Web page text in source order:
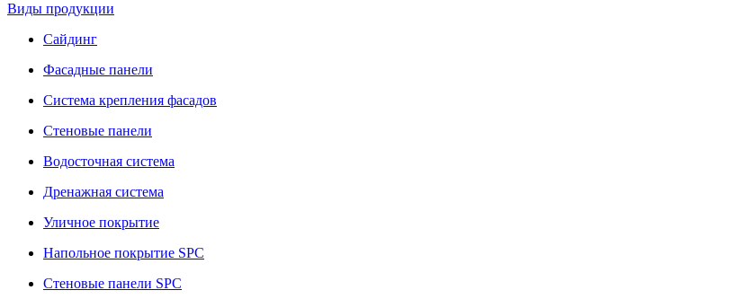
Виды продукции
Сайдинг
Фасадные панели
Система крепления фасадов
Стеновые панели
Водосточная система
Дренажная система
Уличное покрытие
Напольное покрытие SPC
Стеновые панели SPC